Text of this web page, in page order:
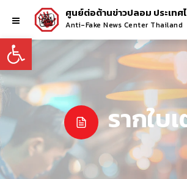
Open toolbar
ศูนย์ต่อต้านข่าวปลอม ประเทศ
Anti-Fake News Center Thailand
รากใบ